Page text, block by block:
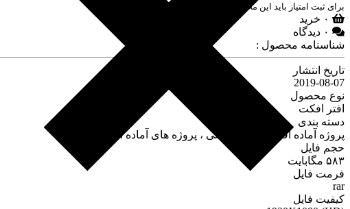
برای ثبت امتیاز باید این محصول را خریداری کنید
۰ خرید
۰ دیدگاه
شناسنامه محصول :
تاریخ انتشار
2019-08-07
نوع محصول
افتر افکت
دسته بندی
پروژه آماده افتر افکت عروسی ، پروژه های آماده افتر افکت ،
حجم فایل
۵۸۳ مگابایت
فرمت فایل
rar
کیفیت فایل